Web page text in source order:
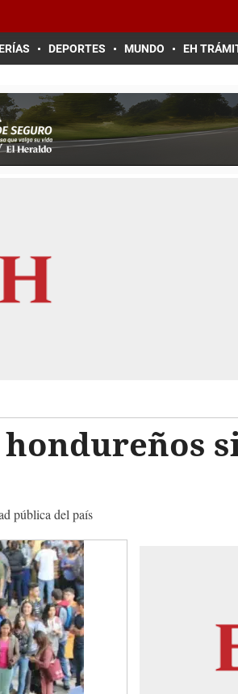
DEPORTES MUNDO EH
pública del país